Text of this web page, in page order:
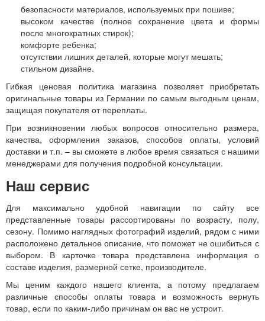
безопасности материалов, используемых при пошиве;
высоком качестве (полное сохранение цвета и формы
после многократных стирок);
комфорте ребенка;
отсутствии лишних деталей, которые могут мешать;
стильном дизайне.
Гибкая ценовая политика магазина позволяет приобретать
оригинальные товары из Германии по самым выгодным ценам,
защищая покупателя от переплаты.
При возникновении любых вопросов относительно размера,
качества, оформления заказов, способов оплаты, условий
доставки и т.п. – вы сможете в любое время связаться с нашими
менеджерами для получения подробной консультации.
Наш сервис
Для максимально удобной навигации по сайту все
представленные товары рассортированы по возрасту, полу,
сезону. Помимо наглядных фотографий изделий, рядом с ними
расположено детальное описание, что поможет не ошибиться с
выбором. В карточке товара представлена информация о
составе изделия, размерной сетке, производителе.
Мы ценим каждого нашего клиента, а потому предлагаем
различные способы оплаты товара и возможность вернуть
товар, если по каким-либо причинам он вас не устроит.